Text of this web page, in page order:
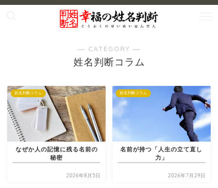
― CATEGORY ―
姓名判断コラム
姓名判断コラム
なぜか人の記憶に残る名前の
秘密
2026年8月5日
姓名判断コラム
名前が持つ「人生の立て直し
力」
2026年7月29日